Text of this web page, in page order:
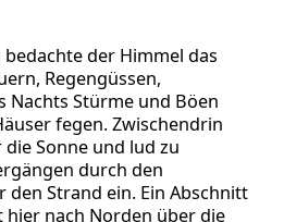
bedachte der Himmel das
Regengüssen,
Nachts Stürme und Böen
fegen. Zwischendrin
Sonne und lud zu
durch den
den Strand ein. Ein Abschnitt
hier nach Norden über die